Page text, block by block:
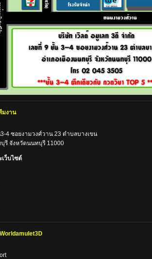
มงาน
4 ซอยงามวงศ์วาน 23 ตำบลบางเขน
บุรี จังหวัดนนทบุรี 11000
เว็บไซต์